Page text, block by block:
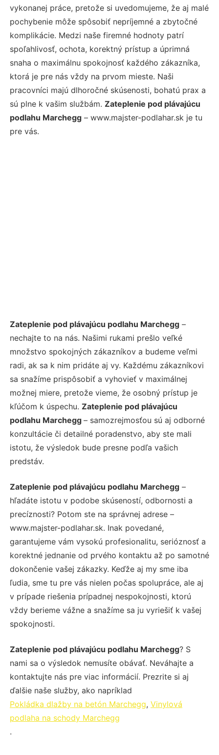
vykonanej práce, pretože si uvedomujeme, že aj malé
pochybenie môže spôsobiť nepríjemné a zbytočné
komplikácie. Medzi naše firemné hodnoty patrí
spoľahlivosť, ochota, korektný prístup a úprimná
snaha o maximálnu spokojnosť každého zákazníka,
ktorá je pre nás vždy na prvom mieste. Naši
pracovníci majú dlhoročné skúsenosti, bohatú prax a
sú plne k vašim službám. Zateplenie pod plávajúcu
podlahu Marchegg – www.majster-podlahar.sk je tu
pre vás.
Zateplenie pod plávajúcu podlahu Marchegg –
nechajte to na nás. Našimi rukami prešlo veľké
množstvo spokojných zákazníkov a budeme veľmi
radi, ak sa k nim pridáte aj vy. Každému zákazníkovi
sa snažíme prispôsobiť a vyhovieť v maximálnej
možnej miere, pretože vieme, že osobný prístup je
kľúčom k úspechu. Zateplenie pod plávajúcu
podlahu Marchegg – samozrejmosťou sú aj odborné
konzultácie či detailné poradenstvo, aby ste mali
istotu, že výsledok bude presne podľa vašich
predstáv.
Zateplenie pod plávajúcu podlahu Marchegg –
hľadáte istotu v podobe skúseností, odbornosti a
precíznosti? Potom ste na správnej adrese –
www.majster-podlahar.sk. Inak povedané,
garantujeme vám vysokú profesionalitu, serióznosť a
korektné jednanie od prvého kontaktu až po samotné
dokončenie vašej zákazky. Keďže aj my sme iba
ľudia, sme tu pre vás nielen počas spolupráce, ale aj
v prípade riešenia prípadnej nespokojnosti, ktorú
vždy berieme vážne a snažíme sa ju vyriešiť k vašej
spokojnosti.
Zateplenie pod plávajúcu podlahu Marchegg? S
nami sa o výsledok nemusíte obávať. Neváhajte a
kontaktujte nás pre viac informácií. Prezrite si aj
ďalšie naše služby, ako napríklad
Pokládka dlažby na betón Marchegg, Vinylová
podlaha na schody Marchegg
.